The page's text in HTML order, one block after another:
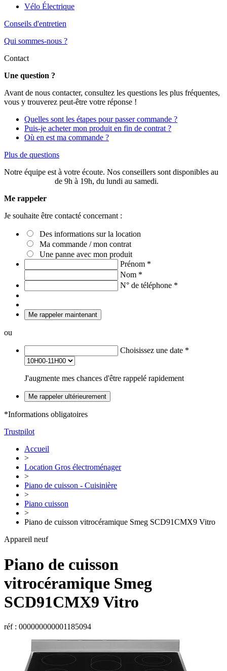
Vélo Électrique
Conseils d'entretien
Qui sommes-nous ?
Contact
Une question ?
Avant de nous contacter, consultez les questions les plus fréquentes,
vous y trouverez peut-être votre réponse !
Quelles sont les étapes pour passer commande ?
Puis-je acheter mon produit en fin de contrat ?
Où en est ma commande ?
Plus de questions
Notre équipe est à votre écoute. Nos conseillers sont disponibles au
de 9h à 19h, du lundi au samedi.
Me rappeler
Je souhaite être contacté concernant :
Des informations sur la location
Ma commande / mon contrat
Une panne avec mon produit
Prénom *
Nom *
N° de téléphone *
Me rappeler maintenant
ou
Choisissez une date *
J'augmente mes chances d'être rappelé rapidement
Me rappeler ultérieurement
*Informations obligatoires
Trustpilot
Accueil
>
Location Gros électroménager
>
Piano de cuisson - Cuisinière
>
Piano cuisson
>
Piano de cuisson vitrocéramique Smeg SCD91CMX9 Vitro
Appareil neuf
Piano de cuisson
vitrocéramique Smeg
SCD91CMX9 Vitro
réf : 000000000001185094